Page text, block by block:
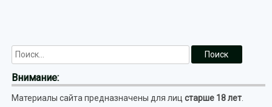
Внимание:
Материалы сайта предназначены для лицстарше 18 лет